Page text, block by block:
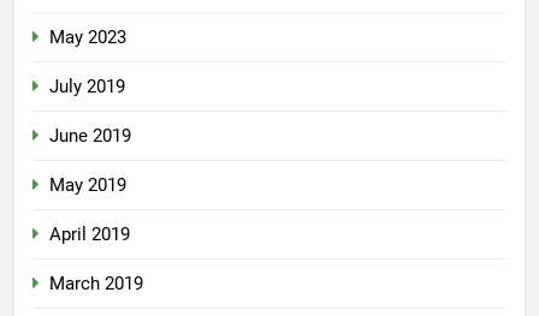
May 2023
July 2019
June 2019
May 2019
April 2019
March 2019